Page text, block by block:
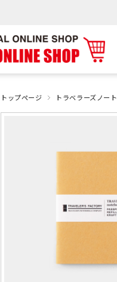
トップページ トラベラーズノート